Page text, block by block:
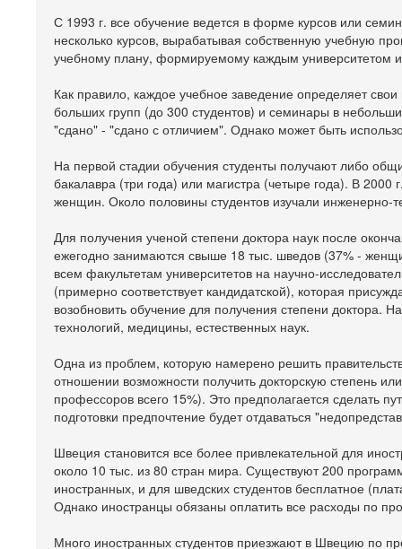
С 1993 г. все обучение ведется в форме курсов или
несколько курсов, вырабатывая собственную учебную
учебному плану, формируемому каждым университетом
Как правило, каждое учебное заведение определяет
больших групп (до 300 студентов) и семинары в
"сдано" - "сдано с отличием". Однако может быть
На первой стадии обучения студенты получают либо
бакалавра (три года) или магистра (четыре года). В 2000
женщин. Около половины студентов изучали инженерно-
Для получения ученой степени доктора наук после
ежегодно занимаются свыше 18 тыс. шведов (37% -
всем факультетам университетов на научно-
(примерно соответствует кандидатской), которая
возобновить обучение для получения степени доктора.
технологий, медицины, естественных наук.
Одна из проблем, которую намерено решить
отношении возможности получить докторскую степень
профессоров всего 15%). Это предполагается сделать
подготовки предпочтение будет отдаваться
Швеция становится все более привлекательной для
около 10 тыс. из 80 стран мира. Существуют 200
иностранных, и для шведских студентов бесплатное
Однако иностранцы обязаны оплатить все расходы по
Много иностранных студентов приезжают в Швецию по